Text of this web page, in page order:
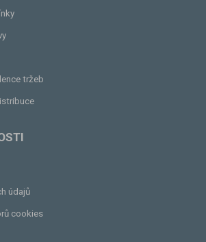
tržeb
údajů
cookies